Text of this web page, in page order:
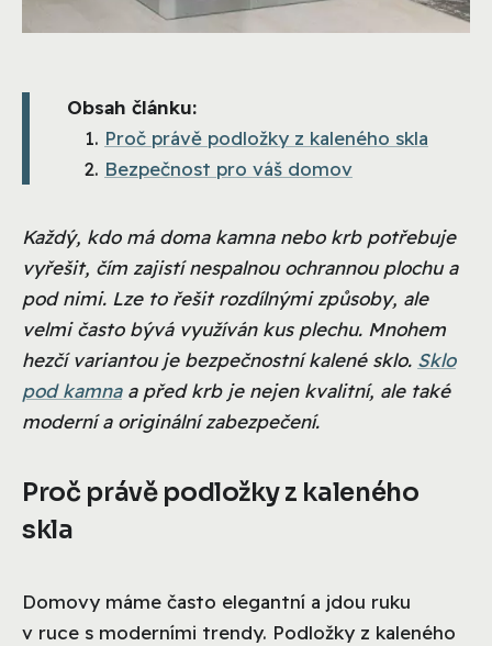
Obsah článku:
Proč právě podložky z kaleného skla
Bezpečnost pro váš domov
Každý, kdo má doma kamna nebo krb potřebuje
vyřešit, čím zajistí nespalnou ochrannou plochu a
pod nimi. Lze to řešit rozdílnými způsoby, ale
velmi často bývá využíván kus plechu. Mnohem
hezčí variantou je bezpečnostní kalené sklo. Sklo
pod kamnaa před krb je nejen kvalitní, ale také
moderní a originální zabezpečení.
Proč právě podložky z kaleného
skla
Domovy máme často elegantní a jdou ruku
v ruce s moderními trendy. Podložky z kaleného